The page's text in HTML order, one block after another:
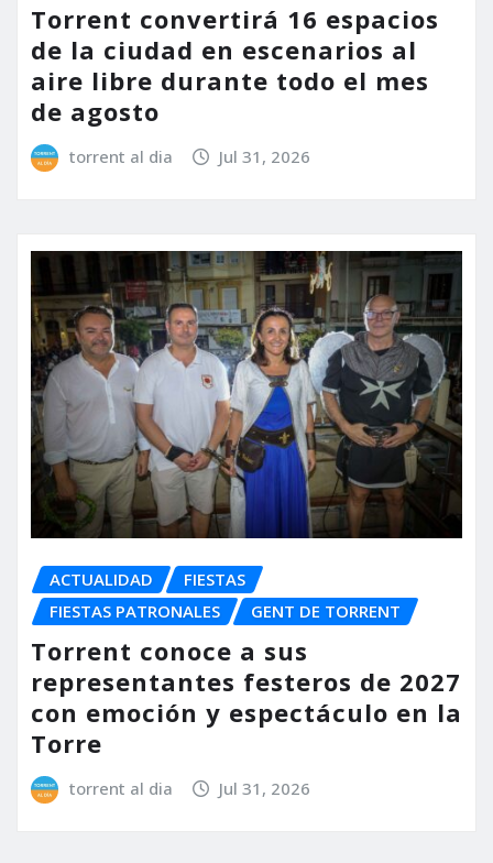
Torrent convertirá 16 espacios
de la ciudad en escenarios al
aire libre durante todo el mes
de agosto
torrent al dia Jul 31, 2026
ACTUALIDAD
FIESTAS
FIESTAS PATRONALES
GENT DE TORRENT
Torrent conoce a sus
representantes festeros de 2027
con emoción y espectáculo en la
Torre
torrent al dia Jul 31, 2026